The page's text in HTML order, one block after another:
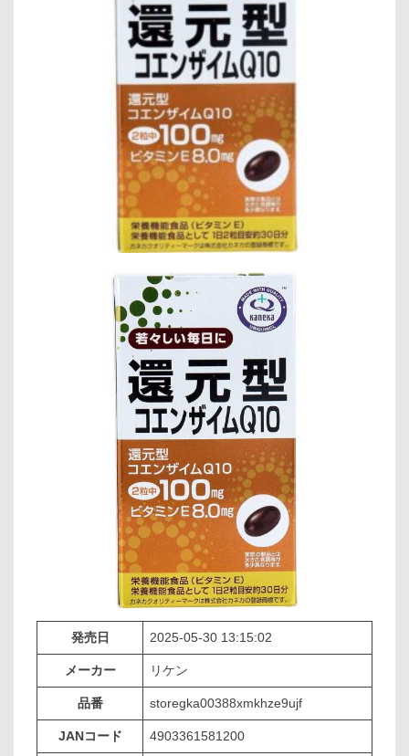
発売日 2025-05-30 13:15:02
メーカー リケン
品番 storegka00388xmkhze9ujf
JANコード 4903361581200